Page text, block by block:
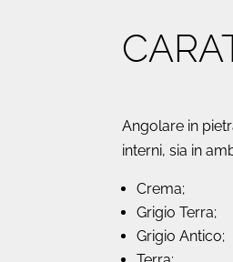
Angolare in
interni, sia in
Crema;
Grigio Terra;
Grigio Antico;